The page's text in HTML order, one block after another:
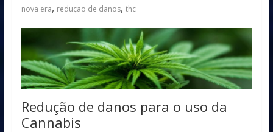
nova era, reduçao de danos, thc
Redução de danos para o uso da
Cannabis